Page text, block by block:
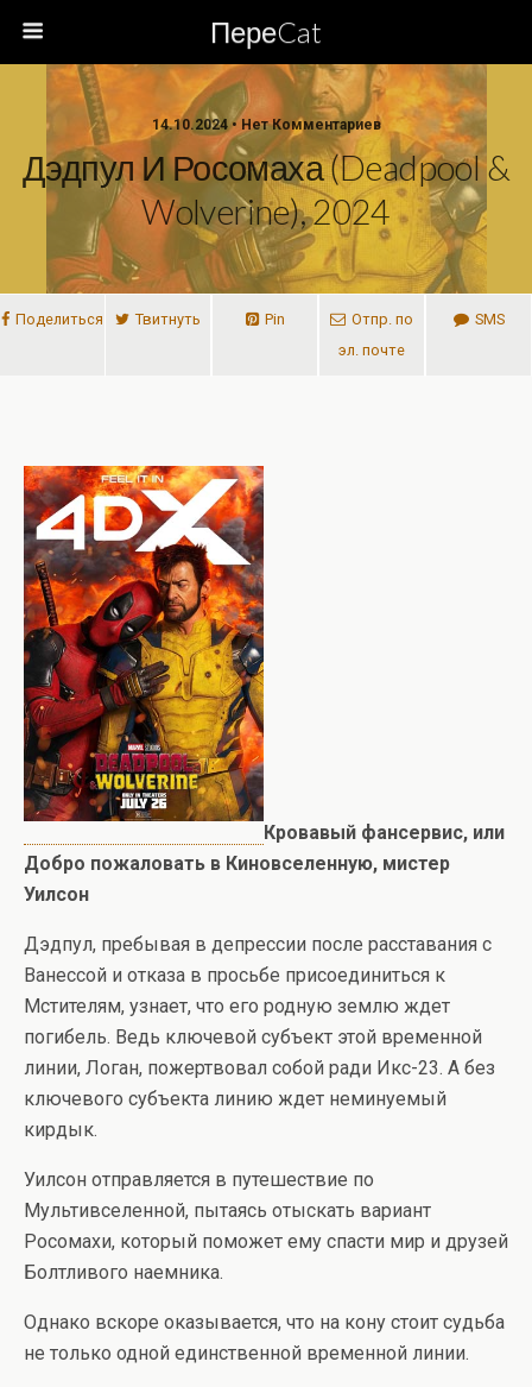
ПереCat
14.10.2024 • Нет Комментариев
Дэдпул И Росомаха (Deadpool &
Wolverine), 2024
Поделиться Твитнуть Pin
Отпр. по
эл. почте
SMS
Кровавый фансервис, или
Добро пожаловать в Киновселенную, мистер
Уилсон
Дэдпул, пребывая в депрессии после расставания с
Ванессой и отказа в просьбе присоединиться к
Мстителям, узнает, что его родную землю ждет
погибель. Ведь ключевой субъект этой временной
линии, Логан, пожертвовал собой ради Икс-23. А без
ключевого субъекта линию ждет неминуемый
кирдык.
Уилсон отправляется в путешествие по
Мультивселенной, пытаясь отыскать вариант
Росомахи, который поможет ему спасти мир и друзей
Болтливого наемника.
Однако вскоре оказывается, что на кону стоит судьба
не только одной единственной временной линии.